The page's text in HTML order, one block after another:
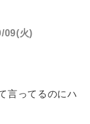
09(火)
言ってるのにハ